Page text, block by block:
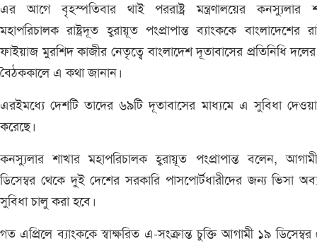
এর আগে বৃহস্পতিবার থাই পররাষ্ট্র মন্ত্রণালয়ের কনস্যুলার
মহাপরিচালক রাষ্ট্রদূত হ্বরায়ূত পংপ্রাপান্ত ব্যাংককে বাংলাদেশের
ফাইয়াজ মুরশিদ কাজীর নেতৃত্বে বাংলাদেশ দূতাবাসের প্রতিনিধি দলের
বৈঠককালে এ কথা জানান।
এরইমধ্যে দেশটি তাদের ৬৯টি দূতাবাসের মাধ্যমে এ সুবিধা
করেছে।
কনস্যুলার শাখার মহাপরিচালক হ্বরায়ূত পংপ্রাপান্ত বলেন,
ডিসেম্বর থেকে দুই দেশের সরকারি পাসপোর্টধারীদের জন্য ভিসা
সুবিধা চালু করা হবে।
গত এপ্রিলে ব্যাংককে স্বাক্ষরিত এ-সংক্রান্ত চুক্তি আগামী ১৯ ডিসেম্বর